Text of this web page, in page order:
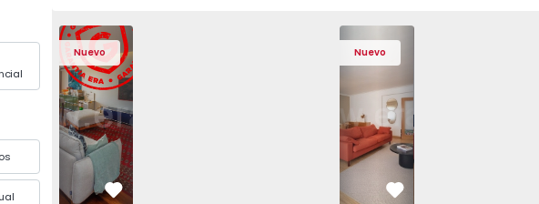
Nuevo
T3 Póvoa de Varzim, Póvoa de Varzim, Beiriz e Argivai - 1574602 - 20
Apartamento T3 Póvoa de Varzim, Póvoa de Varzim, Beiriz e Argivai -
Apartamento T3 Póvoa de Varzim, Póvoa de Varzim, Beiriz
Apartamento T3 Póvoa de Varzim, Póvoa de
Apartamento T3 Póvoa de Varzim,
Apartamento T3 Póvoa de
Apartamento
Favorito
Nuevo
Apartamento T4 Cascais, São Domingos
Apartamento T4 Cascais,
Apartamento T4
Favorito